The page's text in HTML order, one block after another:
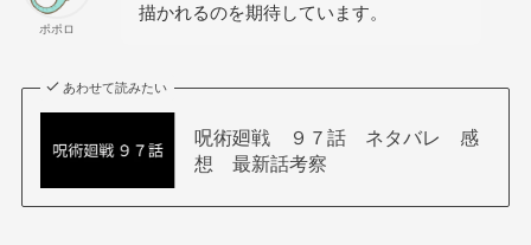
ポポロ
描かれるのを期待しています。
あわせて読みたい
呪術廻戦 ９７話 ネタバレ 感
想 最新話考察